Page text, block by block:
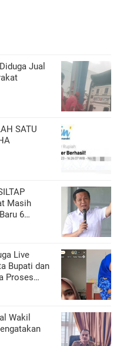
Jual
SATU
Masih
6
Live
Bupati dan
Proses
Wakil